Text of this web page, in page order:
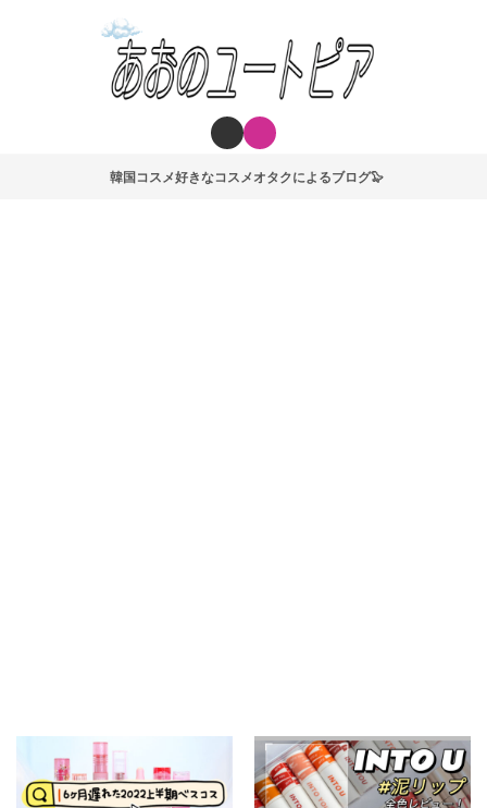
韓国コスメ好きなコスメオタクによるブログ🦭